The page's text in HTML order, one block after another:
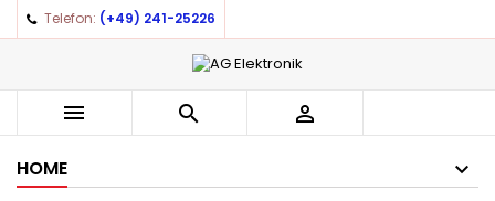
Telefon: (+49) 241-25226
  
HOME
Auf meine Wunschliste ×
add_circle_outlineCreate new list
((modalTitle)) ×
((confirmMessage))
((title)) ×
((label))
Anmelden ×
You need to be logged in to save products in your
wishlist.
((cancelText)) ((loginText))